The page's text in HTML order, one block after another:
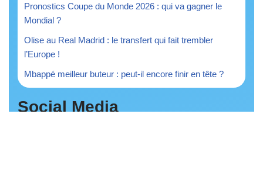
Pronostics Coupe du Monde 2026 : qui va gagner le
Mondial ?
Olise au Real Madrid : le transfert qui fait trembler
l’Europe !
Mbappé meilleur buteur : peut-il encore finir en tête ?
Social Media